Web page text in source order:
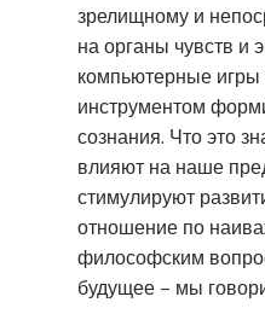
зрелищному и
на органы чувств и
компьютерные игры
инструментом
сознания. Что это
влияют на наше
стимулируют
отношение по
философским
будущее – мы